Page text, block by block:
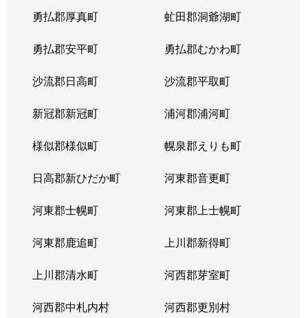
勇払郡厚真町 虻田郡洞爺湖町
勇払郡安平町 勇払郡むかわ町
沙流郡日高町 沙流郡平取町
新冠郡新冠町 浦河郡浦河町
様似郡様似町 幌泉郡えりも町
日高郡新ひだか町 河東郡音更町
河東郡士幌町 河東郡上士幌町
河東郡鹿追町 上川郡新得町
上川郡清水町 河西郡芽室町
河西郡中札内村 河西郡更別村